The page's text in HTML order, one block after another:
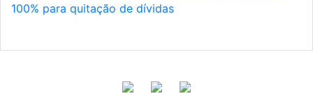
100% para quitação de dívidas